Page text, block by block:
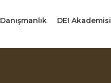
Danışmanlık DEI Akademisi